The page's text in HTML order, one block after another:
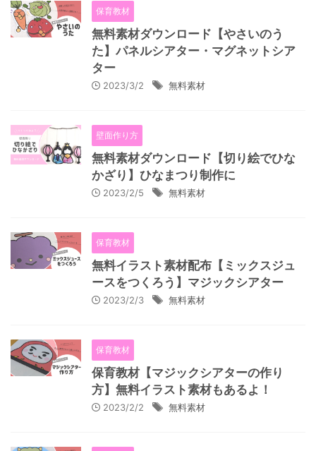
保育教材
無料素材ダウンロード【やさいのう
た】パネルシアター・マグネットシア
ター
2023/3/2 無料素材
壁面作り方
無料素材ダウンロード【切り絵でひな
かざり】ひなまつり制作に
2023/2/5 無料素材
保育教材
無料イラスト素材配布【ミックスジュ
ースをつくろう】マジックシアター
2023/2/3 無料素材
保育教材
保育教材【マジックシアターの作り
方】無料イラスト素材もあるよ！
2023/2/2 無料素材